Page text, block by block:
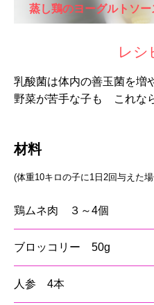
蒸し鶏のヨーグルトソー
レシ
乳酸菌は体内の善玉菌を増
野菜が苦手な子も これな
材料
(体重10キロの子に1日2回与えた
鶏ムネ肉 ３～4個
ブロッコリー 50g
人参 4本